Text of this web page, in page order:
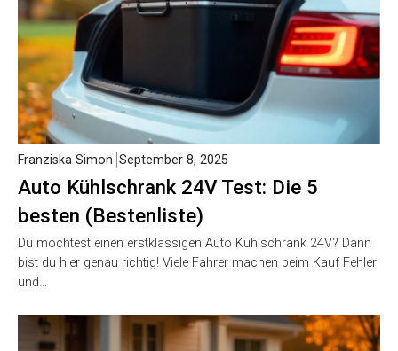
Auto Kühlschrank 24V Test: Die 5
besten (Bestenliste)
Franziska Simon September 8, 2025
Du möchtest einen erstklassigen Auto Kühlschrank 24V? Dann
bist du hier genau richtig! Viele Fahrer machen beim Kauf Fehler
und…